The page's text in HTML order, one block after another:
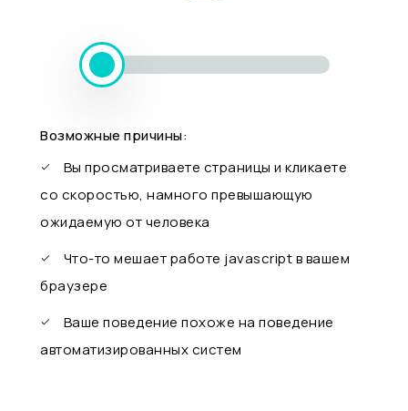
Возможные причины:
Вы просматриваете страницы и кликаете
со скоростью, намного превышающую
ожидаемую от человека
Что-то мешает работе javascript в вашем
браузере
Ваше поведение похоже на поведение
автоматизированных систем